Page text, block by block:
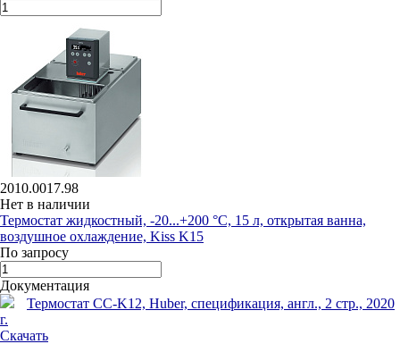
2010.0017.98
Нет в наличии
Термостат жидкостный, -20...+200 °С, 15 л, открытая ванна,
воздушное охлаждение, Kiss K15
По запросу
Документация
Термостат CC-K12, Huber, спецификация, англ., 2 стр., 2020
г.
Скачать